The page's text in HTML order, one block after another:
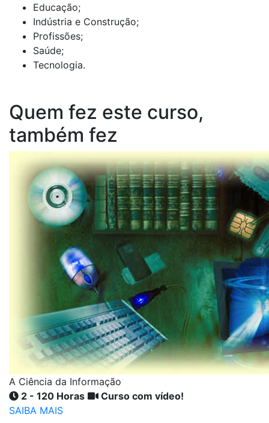
Educação;
Indústria e Construção;
Profissões;
Saúde;
Tecnologia.
Quem fez este curso,
também fez
A Ciência da Informação
2 - 120 Horas
Curso com vídeo!
SAIBA MAIS